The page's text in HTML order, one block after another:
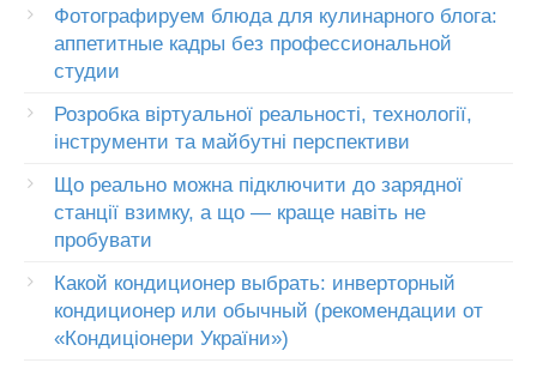
Фотографируем блюда для кулинарного блога:
аппетитные кадры без профессиональной
студии
Розробка віртуальної реальності, технології,
інструменти та майбутні перспективи
Що реально можна підключити до зарядної
станції взимку, а що — краще навіть не
пробувати
Какой кондиционер выбрать: инверторный
кондиционер или обычный (рекомендации от
«Кондиціонери України»)